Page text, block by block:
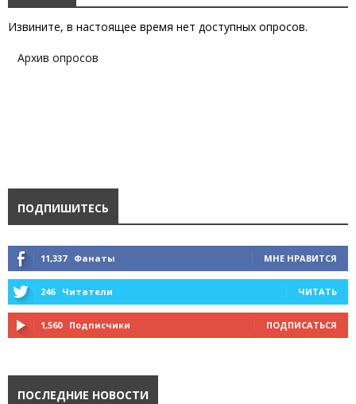
Извините, в настоящее время нет доступных опросов.
Архив опросов
ПОДПИШИТЕСЬ
11,337 Фанаты МНЕ НРАВИТСЯ
246 Читатели ЧИТАТЬ
1,560 Подписчики ПОДПИСАТЬСЯ
ПОСЛЕДНИЕ НОВОСТИ